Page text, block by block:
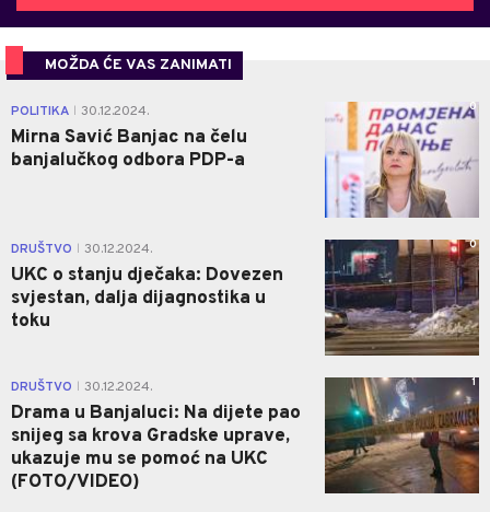
MOŽDA ĆE VAS ZANIMATI
POLITIKA 30.12.2024.
Mirna Savić Banjac na čelu
banjalučkog odbora PDP-a
0
DRUŠTVO 30.12.2024.
UKC o stanju dječaka: Dovezen
svjestan, dalja dijagnostika u
toku
0
DRUŠTVO 30.12.2024.
Drama u Banjaluci: Na dijete pao
snijeg sa krova Gradske uprave,
ukazuje mu se pomoć na UKC
(FOTO/VIDEO)
1